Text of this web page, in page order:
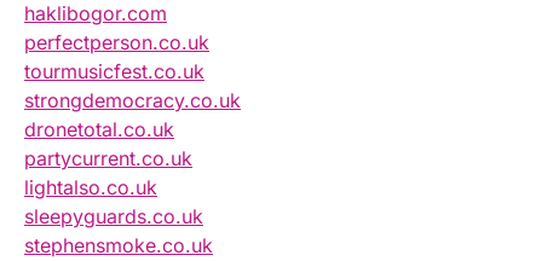
haklibogor.com
perfectperson.co.uk
tourmusicfest.co.uk
strongdemocracy.co.uk
dronetotal.co.uk
partycurrent.co.uk
lightalso.co.uk
sleepyguards.co.uk
stephensmoke.co.uk